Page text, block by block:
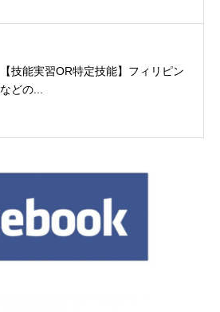
【技能実習OR特定技能】フィリピン
などの...